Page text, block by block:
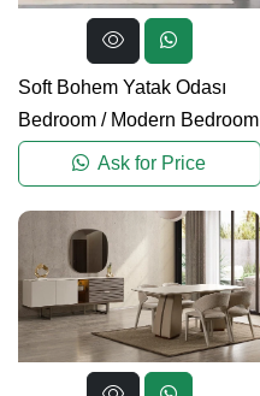
Soft Bohem Yatak Odası
Bedroom / Modern Bedroom
Ask for Price